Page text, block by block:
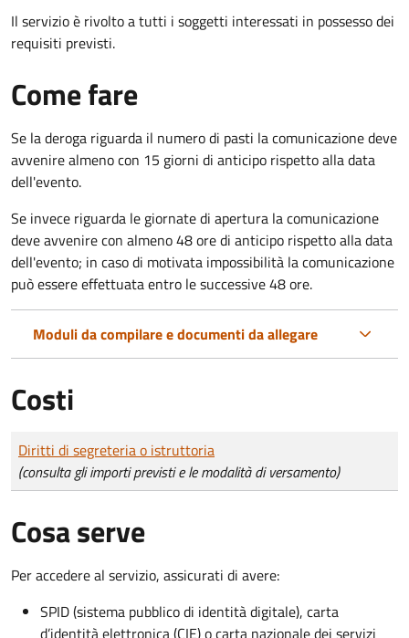
Il servizio è rivolto a tutti i soggetti interessati in possesso dei
requisiti previsti.
Come fare
Se la deroga riguarda il numero di pasti la comunicazione deve
avvenire almeno con 15 giorni di anticipo rispetto alla data
dell'evento.
Se invece riguarda le giornate di apertura la comunicazione
deve avvenire con almeno 48 ore di anticipo rispetto alla data
dell'evento; in caso di motivata impossibilità la comunicazione
può essere effettuata entro le successive 48 ore.
Moduli da compilare e documenti da allegare
Costi
Tipo di pagamento
Importo
Diritti di segreteria o istruttoria
(consulta gli importi previsti e le modalità di versamento)
Cosa serve
Per accedere al servizio, assicurati di avere:
SPID (sistema pubblico di identità digitale), carta
d’identità elettronica (CIE) o carta nazionale dei servizi